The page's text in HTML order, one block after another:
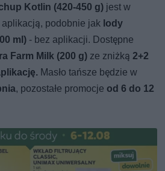
Kotlin (420-450 g) jest w
aplikacją, podobnie jak lody
ml) - bez aplikacji. Dostępne
Farm Milk (200 g) ze zniżką2+2
Masło tańsze będzie w
, pozostałe promocje od 6 do 12